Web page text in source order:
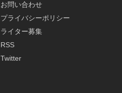
お問い合わせ
プライバシーポリシー
ライター募集
RSS
Twitter